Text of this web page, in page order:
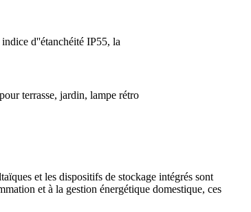
d''étanchéité IP55, la
terrasse, jardin, lampe rétro
et les dispositifs de stockage intégrés sont
et à la gestion énergétique domestique, ces